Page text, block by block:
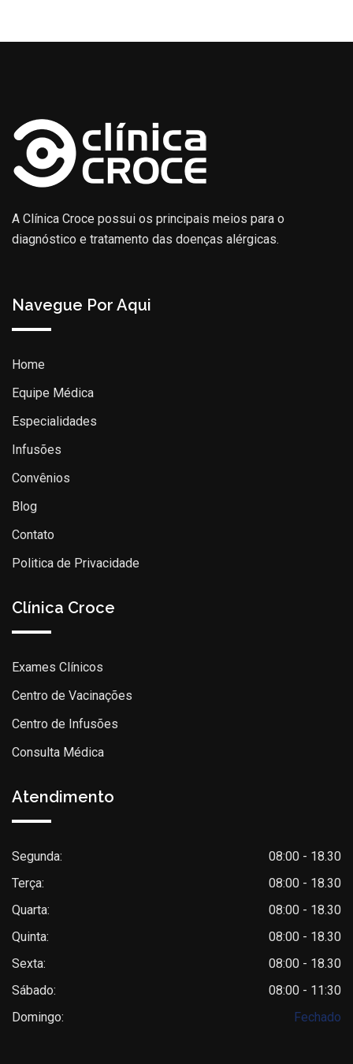
A Clínica Croce possui os principais meios para o
diagnóstico e tratamento das doenças alérgicas.
Navegue Por Aqui
Home
Equipe Médica
Especialidades
Infusões
Convênios
Blog
Contato
Politica de Privacidade
Clínica Croce
Exames Clínicos
Centro de Vacinações
Centro de Infusões
Consulta Médica
Atendimento
Segunda:
08:00 - 18.30
Terça:
08:00 - 18.30
Quarta:
08:00 - 18.30
Quinta:
08:00 - 18.30
Sexta:
08:00 - 18.30
Sábado:
08:00 - 11:30
Domingo:
Fechado